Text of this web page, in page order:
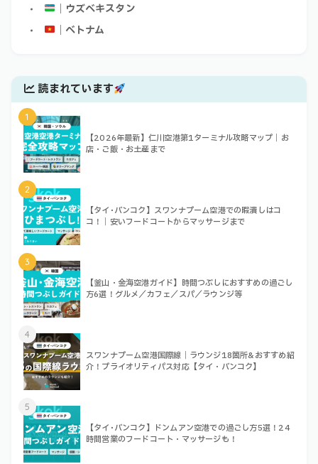
｜ウズベキスタン
｜ベトナム
読まれています
1
【2026年最新】仁川空港第1ターミナル攻略マップ｜お
店・ご飯・お土産まで
2
【タイ･バンコク】スワンナプーム空港での暇潰しはコ
コ！｜安いフードコートからマッサージまで
3
【釜山・金海空港ガイド】時間つぶしにおすすめの過ごし
方6選！グルメ／カフェ／スパ／ラウンジ等
4
スワンナプーム空港国際線｜ラウンジ18箇所&おすすめ紹
介！プライオリティパス対応【タイ・バンコク】
5
【タイ･バンコク】ドンムアン空港での過ごし方5選！24
時間営業のフードコート・マッサージも！